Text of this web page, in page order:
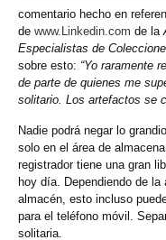
comentario hecho en
de www.Linkedin.com de la
Especialistas de
sobre esto: “Yo raramente
de parte de quienes me
solitario. Los artefactos se
Nadie podrá negar lo
solo en el área de
registrador tiene una gran
hoy día. Dependiendo de
almacén, esto incluso
para el teléfono móvil.
solitaria.